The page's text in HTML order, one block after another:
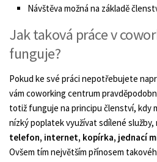
Návštěva možná na základě
Jak taková práce v
funguje?
Pokud ke své práci nepotřebujete
vám coworking centrum
totiž funguje na principu členství, kdy
nízký poplatek využívat sdílené
telefon, internet, kopírka, jednací
Ovšem tím největším přínosem